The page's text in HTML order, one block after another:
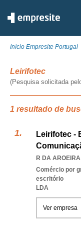
Início Empresite Portugal
Leirifotec
(Pesquisa solicitada
1 resultado de
Leirifotec -
R DA
Comércio por
escritório
LDA
Ver empresa